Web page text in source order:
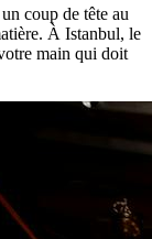
coup de tête au
À Istanbul, le
main qui doit